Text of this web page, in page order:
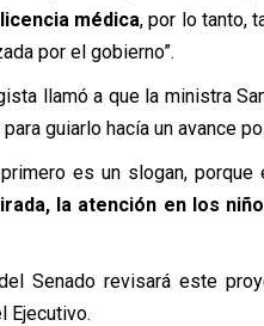
médica, por lo tanto,
por el gobierno”.
llamó a que la ministra
guiarlo hacía un avance
es un slogan,
la atención en los
Senado revisará este
Ejecutivo.